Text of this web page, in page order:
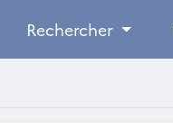
Rechercher